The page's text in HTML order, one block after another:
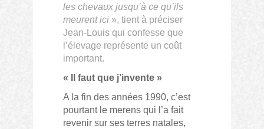
les chevaux jusqu’à ce qu’ils
meurent ici », tient à préciser
Jean-Louis qui confesse que
l’élevage représente un coût
important.
« Il faut que j’invente »
A la fin des années 1990, c’est
pourtant le merens qui l’a fait
revenir sur ses terres natales,